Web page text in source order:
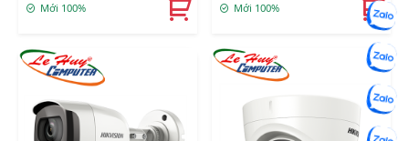
Mới 100% Mới 100%